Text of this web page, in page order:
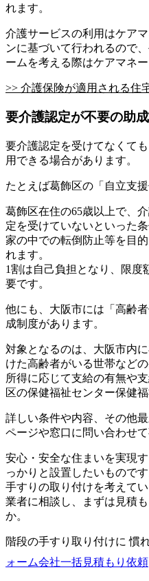
れます。
介護サービスの利用はケア
ンに基づいて行われるので
ームを考える際はケアマネ
>> 介護保険が適用される住
要介護認定が不要の助
要介護認定を受けてなくて
用できる場合があります。
たとえば葛飾区の「自立支
葛飾区在住の65歳以上で、
定を受けていないといった
家の中での転倒防止等を目
れます。
1割は自己負担となり、限度
要です。
他にも、大阪市には「高齢
成制度があります。
対象となるのは、大阪市内
けた高齢者がいる世帯など
所得に応じて支給の有無や
区の保健福祉センター保健
詳しい条件や内容、その他
ページや窓口に問い合わせ
安心・安全な住まいを実現
っかりと設置したいものです
手すりの取り付けを考えて
業者に相談し、まずは見積
か。
階段の手すり取り付けに 慣
ォーム会社一括見積もり依頼